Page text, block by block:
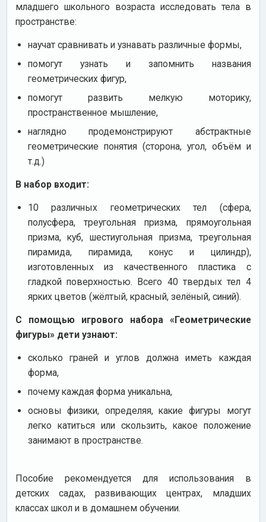
младшего школьного возраста исследовать тела в
пространстве:
научат сравнивать и узнавать различные формы,
помогут узнать и запомнить названия
геометрических фигур,
помогут развить мелкую моторику,
пространственное мышление,
наглядно продемонстрируют абстрактные
геометрические понятия (сторона, угол, объём и
т.д.)
В набор входит:
10 различных геометрических тел (сфера,
полусфера, треугольная призма, прямоугольная
призма, куб, шестиугольная призма, треугольная
пирамида, пирамида, конус и цилиндр),
изготовленных из качественного пластика с
гладкой поверхностью. Всего 40 твердых тел 4
ярких цветов (жёлтый, красный, зелёный, синий).
С помощью игрового набора «Геометрические
фигуры» дети узнают:
сколько граней и углов должна иметь каждая
форма,
почему каждая форма уникальна,
основы физики, определяя, какие фигуры могут
легко катиться или скользить, какое положение
занимают в пространстве.
Пособие рекомендуется для использования в
детских садах, развивающих центрах, младших
классах школ и в домашнем обучении.